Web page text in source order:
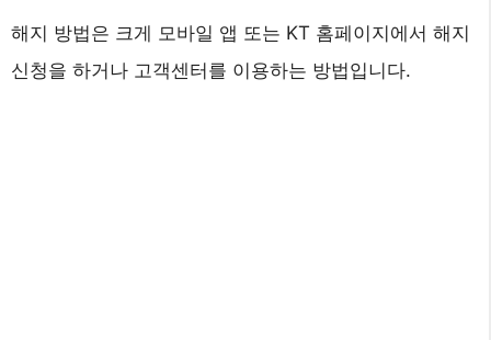
해지 방법은 크게 모바일 앱 또는 KT 홈페이지에서 해지
신청을 하거나 고객센터를 이용하는 방법입니다.